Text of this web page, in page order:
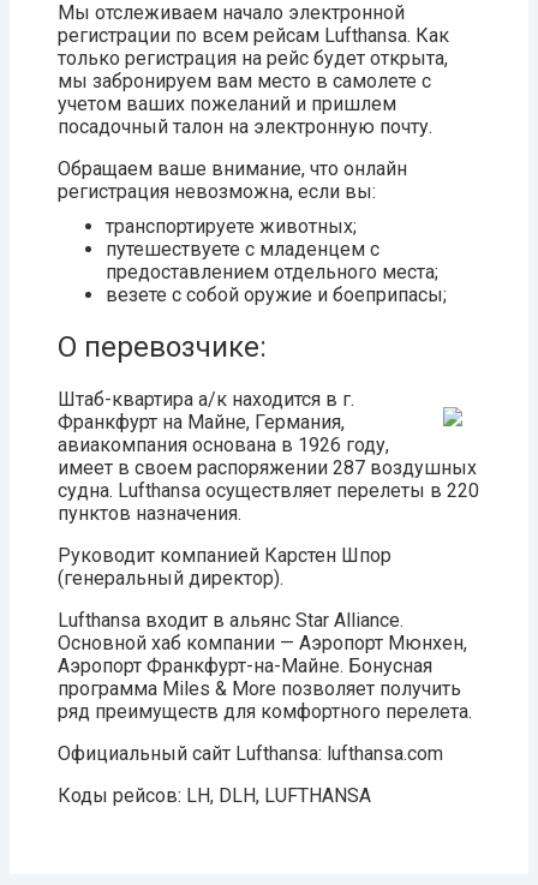
Мы отслеживаем начало электронной
регистрации по всем рейсам Lufthansa. Как
только регистрация на рейс будет открыта,
мы забронируем вам место в самолете с
учетом ваших пожеланий и пришлем
посадочный талон на электронную почту.
Обращаем ваше внимание, что онлайн
регистрация невозможна, если вы:
транспортируете животных;
путешествуете с младенцем с
предоставлением отдельного места;
везете с собой оружие и боеприпасы;
О перевозчике:
Штаб-квартира а/к находится в г.
Франкфурт на Майне, Германия,
авиакомпания основана в 1926 году,
имеет в своем распоряжении 287 воздушных
судна. Lufthansa осуществляет перелеты в 220
пунктов назначения.
Руководит компанией Карстен Шпор
(генеральный директор).
Lufthansa входит в альянс Star Alliance.
Основной хаб компании — Аэропорт Мюнхен,
Аэропорт Франкфурт-на-Майне. Бонусная
программа Miles & More позволяет получить
ряд преимуществ для комфортного перелета.
Официальный сайт Lufthansa: lufthansa.com
Коды рейсов: LH, DLH, LUFTHANSA